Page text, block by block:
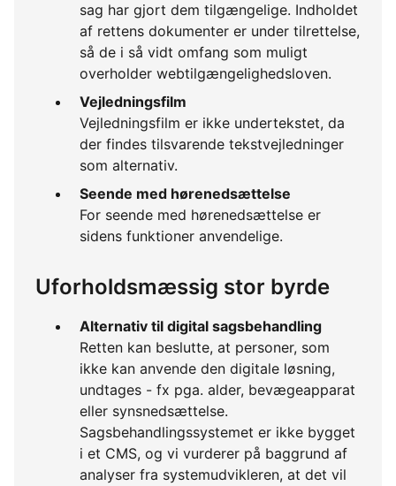
sag har gjort dem tilgængelige. Indholdet
af rettens dokumenter er under tilrettelse,
så de i så vidt omfang som muligt
overholder webtilgængelighedsloven.
Vejledningsfilm
Vejledningsfilm er ikke undertekstet, da
der findes tilsvarende tekstvejledninger
som alternativ.
Seende med hørenedsættelse
For seende med hørenedsættelse er
sidens funktioner anvendelige.
Uforholdsmæssig stor byrde
Alternativ til digital sagsbehandling
Retten kan beslutte, at personer, som
ikke kan anvende den digitale løsning,
undtages - fx pga. alder, bevægeapparat
eller synsnedsættelse.
Sagsbehandlingssystemet er ikke bygget
i et CMS, og vi vurderer på baggrund af
analyser fra systemudvikleren, at det vil